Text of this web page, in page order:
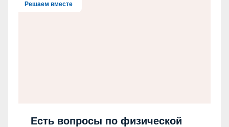
Решаем вместе
Есть вопросы по физической